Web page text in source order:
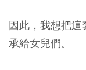
因此，我想把
承給女兒們。